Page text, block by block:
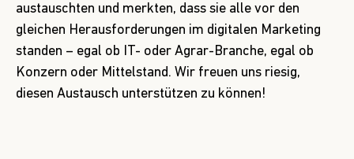
austauschten und merkten, dass sie alle vor den
gleichen Herausforderungen im digitalen Marketing
standen – egal ob IT- oder Agrar-Branche, egal ob
Konzern oder Mittelstand. Wir freuen uns riesig,
diesen Austausch unterstützen zu können!